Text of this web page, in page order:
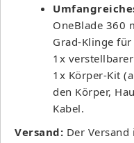
OneBlade 360
Grad-Klinge
1x
1x Körper-Kit
den Körper,
Kabel.
Versand: Der